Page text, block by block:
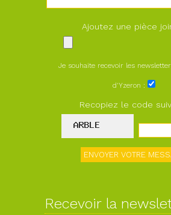
Ajoutez une pièce
Je souhaite recevoir les
d'Yzeron :
Recopiez le code
Recevoir la